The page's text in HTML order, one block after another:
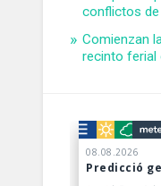
conflictos
Comienzan
recinto ferial